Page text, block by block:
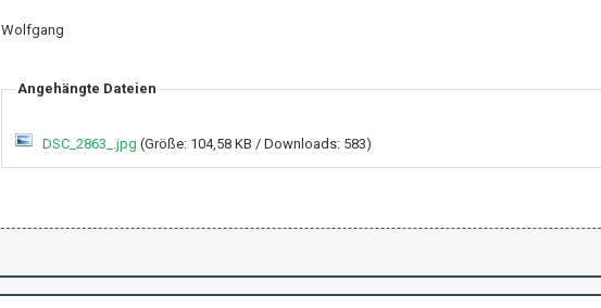
Wolfgang
Angehängte Dateien
DSC_2863_.jpg (Größe: 104,58 KB / Downloads: 583)